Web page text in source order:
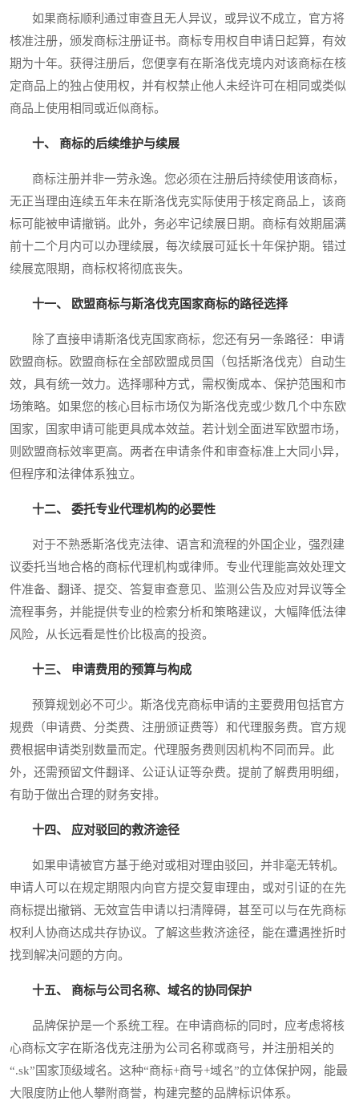
如果商标顺利通过审查且无人异议，或异议不成立，官方将
核准注册，颁发商标注册证书。商标专用权自申请日起算，有效
期为十年。获得注册后，您便享有在斯洛伐克境内对该商标在核
定商品上的独占使用权，并有权禁止他人未经许可在相同或类似
商品上使用相同或近似商标。
十、 商标的后续维护与续展
商标注册并非一劳永逸。您必须在注册后持续使用该商标，
无正当理由连续五年未在斯洛伐克实际使用于核定商品上，该商
标可能被申请撤销。此外，务必牢记续展日期。商标有效期届满
前十二个月内可以办理续展，每次续展可延长十年保护期。错过
续展宽限期，商标权将彻底丧失。
十一、 欧盟商标与斯洛伐克国家商标的路径选择
除了直接申请斯洛伐克国家商标，您还有另一条路径：申请
欧盟商标。欧盟商标在全部欧盟成员国（包括斯洛伐克）自动生
效，具有统一效力。选择哪种方式，需权衡成本、保护范围和市
场策略。如果您的核心目标市场仅为斯洛伐克或少数几个中东欧
国家，国家申请可能更具成本效益。若计划全面进军欧盟市场，
则欧盟商标效率更高。两者在申请条件和审查标准上大同小异，
但程序和法律体系独立。
十二、 委托专业代理机构的必要性
对于不熟悉斯洛伐克法律、语言和流程的外国企业，强烈建
议委托当地合格的商标代理机构或律师。专业代理能高效处理文
件准备、翻译、提交、答复审查意见、监测公告及应对异议等全
流程事务，并能提供专业的检索分析和策略建议，大幅降低法律
风险，从长远看是性价比极高的投资。
十三、 申请费用的预算与构成
预算规划必不可少。斯洛伐克商标申请的主要费用包括官方
规费（申请费、分类费、注册颁证费等）和代理服务费。官方规
费根据申请类别数量而定。代理服务费则因机构不同而异。此
外，还需预留文件翻译、公证认证等杂费。提前了解费用明细，
有助于做出合理的财务安排。
十四、 应对驳回的救济途径
如果申请被官方基于绝对或相对理由驳回，并非毫无转机。
申请人可以在规定期限内向官方提交复审理由，或对引证的在先
商标提出撤销、无效宣告申请以扫清障碍，甚至可以与在先商标
权利人协商达成共存协议。了解这些救济途径，能在遭遇挫折时
找到解决问题的方向。
十五、 商标与公司名称、域名的协同保护
品牌保护是一个系统工程。在申请商标的同时，应考虑将核
心商标文字在斯洛伐克注册为公司名称或商号，并注册相关的
“.sk”国家顶级域名。这种“商标+商号+域名”的立体保护网，能最
大限度防止他人攀附商誉，构建完整的品牌标识体系。